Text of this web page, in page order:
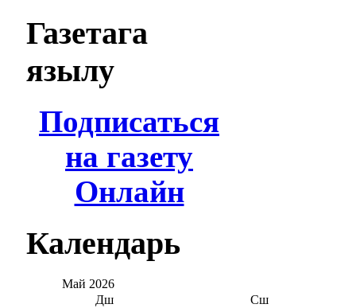
Газетага
язылу
Подписаться
на газету
Онлайн
Календарь
Май 2026
Дш
Сш